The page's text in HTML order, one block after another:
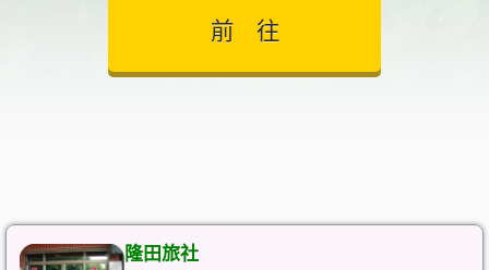
隆田旅社